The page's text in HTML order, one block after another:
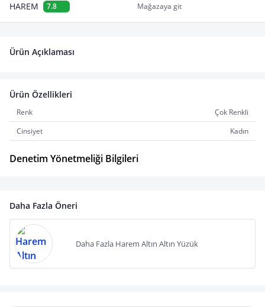
HAREM 7.8 Mağazaya git
Ürün Açıklaması
Ürün Özellikleri
Renk
Çok Renkli
Cinsiyet
Kadın
Denetim Yönetmeliği Bilgileri
Daha Fazla Öneri
Daha Fazla Harem Altın Altın Yüzük